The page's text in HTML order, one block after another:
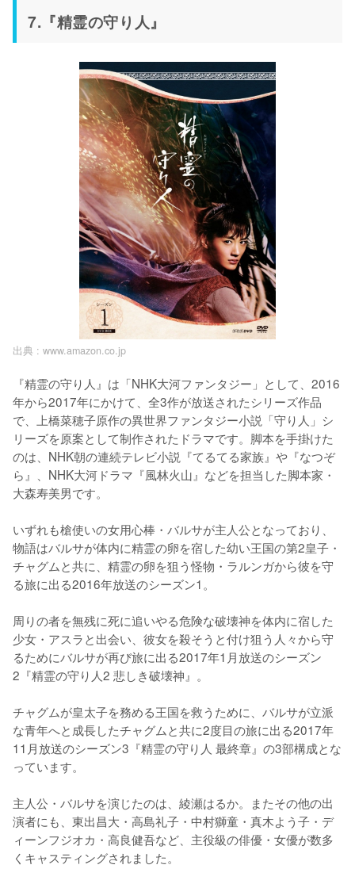
7.『精霊の守り人』
出典 : www.amazon.co.jp
『精霊の守り人』は「NHK大河ファンタジー」として、2016
年から2017年にかけて、全3作が放送されたシリーズ作品
で、上橋菜穂子原作の異世界ファンタジー小説「守り人」シ
リーズを原案として制作されたドラマです。脚本を手掛けた
のは、NHK朝の連続テレビ小説『てるてる家族』や『なつぞ
ら』、NHK大河ドラマ『風林火山』などを担当した脚本家・
大森寿美男です。
いずれも槍使いの女用心棒・バルサが主人公となっており、
物語はバルサが体内に精霊の卵を宿した幼い王国の第2皇子・
チャグムと共に、精霊の卵を狙う怪物・ラルンガから彼を守
る旅に出る2016年放送のシーズン1。
周りの者を無残に死に追いやる危険な破壊神を体内に宿した
少女・アスラと出会い、彼女を殺そうと付け狙う人々から守
るためにバルサが再び旅に出る2017年1月放送のシーズン
2『精霊の守り人2 悲しき破壊神』。
チャグムが皇太子を務める王国を救うために、バルサが立派
な青年へと成長したチャグムと共に2度目の旅に出る2017年
11月放送のシーズン3『精霊の守り人 最終章』の3部構成とな
っています。
主人公・バルサを演じたのは、綾瀬はるか。またその他の出
演者にも、東出昌大・高島礼子・中村獅童・真木よう子・デ
ィーンフジオカ・高良健吾など、主役級の俳優・女優が数多
くキャスティングされました。